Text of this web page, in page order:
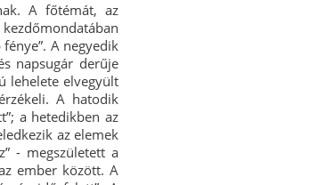
A főtémát, az
A negyedik
napsugár derűje
lehelete elvegyült
A hatodik
a hetedikben az
az elemek
- megszületett a
ember között. A